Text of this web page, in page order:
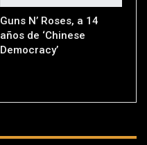
Guns N’ Roses, a 14
años de ‘Chinese
Democracy’